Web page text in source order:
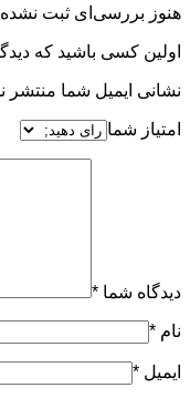
هنوز بررسی‌ای ثبت
اولین کسی باشید که
نشانی ایمیل شما منتشر
امتیاز شما
دیدگاه شما *
نام *
ایمیل *